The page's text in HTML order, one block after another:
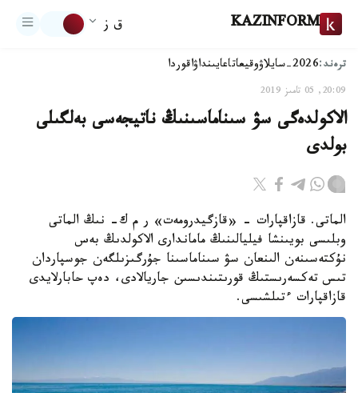
KAZINFORM ق ز
ترەند:2026-سايلاۋ وقيعاتاعايىنداۋاقوردا
20:09, 05 تامىز 2019
الاكولدەگى سۋ سىناماسىنىڭ ناتيجەسى بەلگىلى
بولدى
الماتى. قازاقپارات - «قازگيدرومەت» ر م ك- نىڭ الماتى
وبلىسى بويىنشا فيليالىنىڭ ماماندارى الاكولدىڭ بەس
نۇكتەسىنەن الىنعان سۋ سىناماسىنا جۇرگىزىلگەن جوسپاردان
تىس تەكسەرىستىڭ قورىتىندىسىن جاريالادى، دەپ حابارلايدى
قازاقپارات ءتىلشىسى.